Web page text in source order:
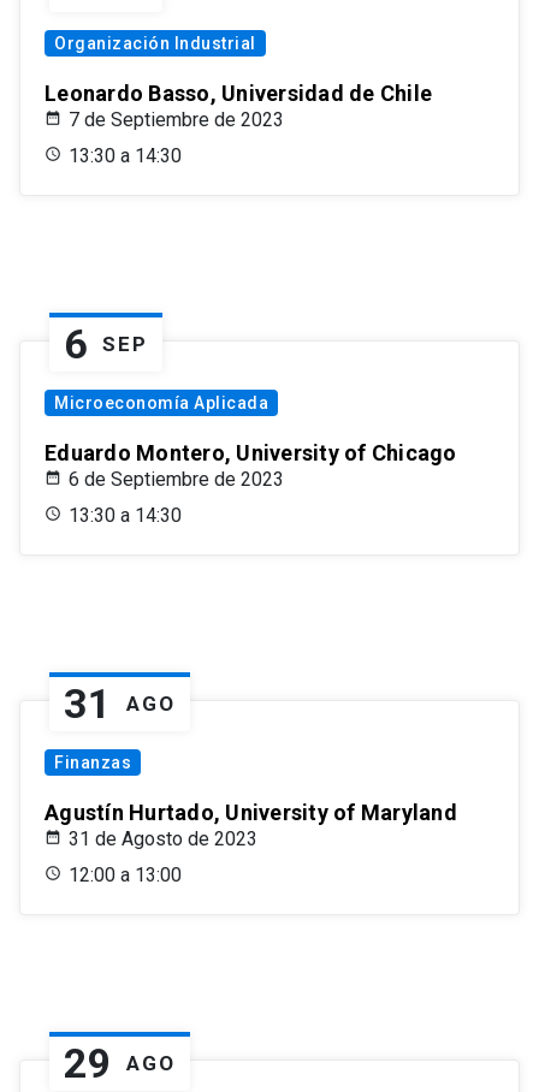
Organización Industrial
Leonardo Basso, Universidad de Chile
7 de Septiembre de 2023
13:30 a 14:30
6 SEP
Microeconomía Aplicada
Eduardo Montero, University of Chicago
6 de Septiembre de 2023
13:30 a 14:30
31 AGO
Finanzas
Agustín Hurtado, University of Maryland
31 de Agosto de 2023
12:00 a 13:00
29 AGO